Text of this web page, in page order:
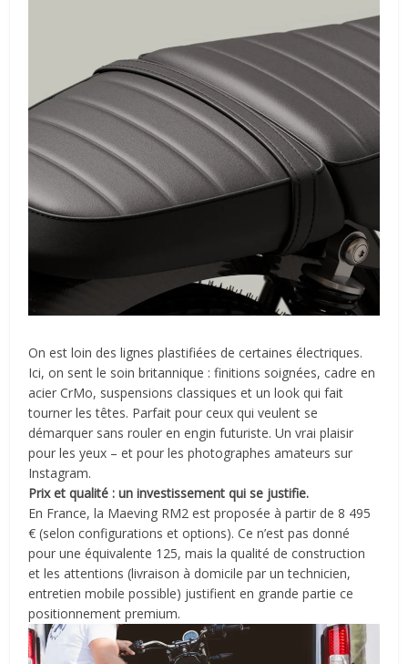
On est loin des lignes plastifiées de certaines électriques.
Ici, on sent le soin britannique : finitions soignées, cadre en
acier CrMo, suspensions classiques et un look qui fait
tourner les têtes. Parfait pour ceux qui veulent se
démarquer sans rouler en engin futuriste. Un vrai plaisir
pour les yeux – et pour les photographes amateurs sur
Instagram.
Prix et qualité : un investissement qui se justifie.
En France, la Maeving RM2 est proposée à partir de8 495
€ (selon configurations et options).Ce n’est pas donné
pour une équivalente 125, mais la qualité de construction
et les attentions (livraison à domicile par un technicien,
entretien mobile possible) justifient en grande partie ce
positionnement premium.